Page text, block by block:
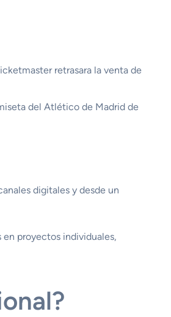
retrasara la venta de
del Atlético de Madrid de
digitales y desde un
en proyectos individuales,